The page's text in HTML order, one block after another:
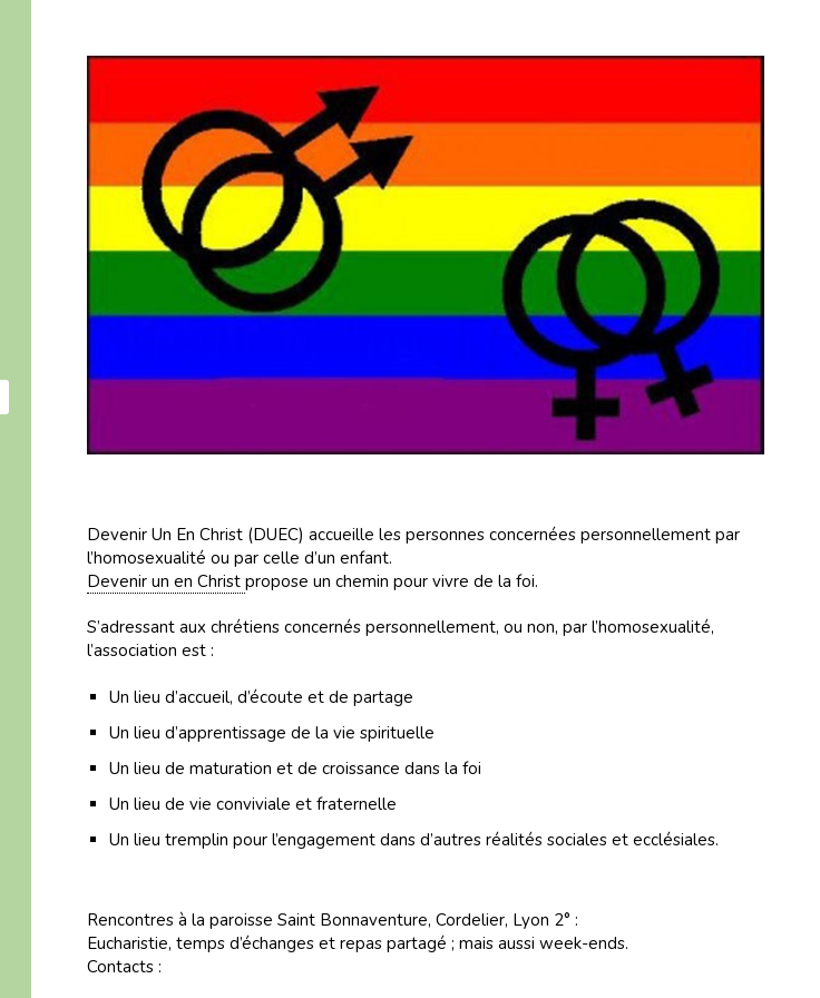
Devenir Un En Christ (DUEC) accueille les personnes concernées personnellement par
l’homosexualité ou par celle d’un enfant.
Devenir un en Christ propose un chemin pour vivre de la foi.
S’adressant aux chrétiens concernés personnellement, ou non, par l’homosexualité,
l’association est :
Un lieu d’accueil, d’écoute et de partage
Un lieu d’apprentissage de la vie spirituelle
Un lieu de maturation et de croissance dans la foi
Un lieu de vie conviviale et fraternelle
Un lieu tremplin pour l’engagement dans d’autres réalités sociales et ecclésiales.
Rencontres à la paroisse Saint Bonnaventure, Cordelier, Lyon 2° :
Eucharistie, temps d’échanges et repas partagé ; mais aussi week-ends.
Contacts :